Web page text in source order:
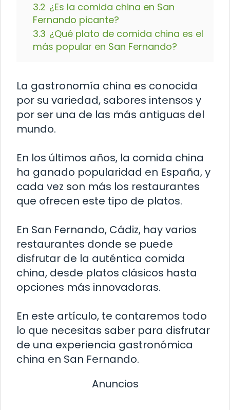
3.2 ¿Es la comida china en San
Fernando picante?
3.3 ¿Qué plato de comida china es el
más popular en San Fernando?
La gastronomía china es conocida
por su variedad, sabores intensos y
por ser una de las más antiguas del
mundo.
En los últimos años, la comida china
ha ganado popularidad en España, y
cada vez son más los restaurantes
que ofrecen este tipo de platos.
En San Fernando, Cádiz, hay varios
restaurantes donde se puede
disfrutar de la auténtica comida
china, desde platos clásicos hasta
opciones más innovadoras.
En este artículo, te contaremos todo
lo que necesitas saber para disfrutar
de una experiencia gastronómica
china en San Fernando.
Anuncios